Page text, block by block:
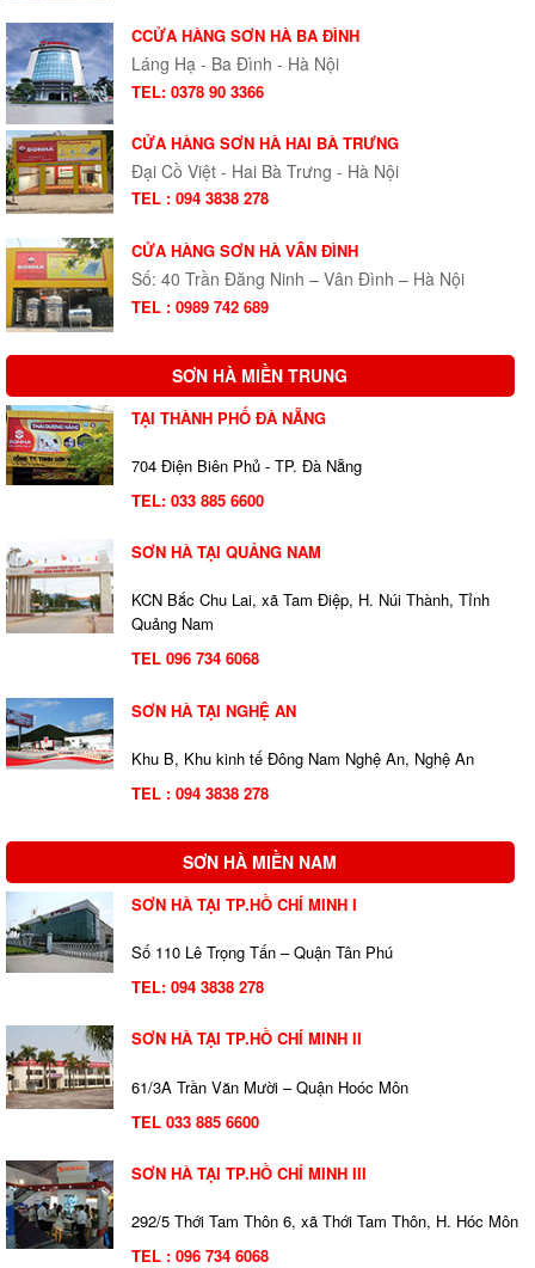
CCỬA HÀNG SƠN HÀ BA ĐÌNH
Láng Hạ - Ba Đình - Hà Nội
TEL: 0378 90 3366
CỬA HÀNG SƠN HÀ HAI BÀ TRƯNG
Đại Cồ Việt - Hai Bà Trưng - Hà Nội
TEL : 094 3838 278
CỬA HÀNG SƠN HÀ VÂN ĐÌNH
Số: 40 Trần Đăng Ninh – Vân Đình – Hà Nội
TEL : 0989 742 689
SƠN HÀ MIỀN TRUNG
TẠI THÀNH PHỐ ĐÀ NẴNG
704 Điện Biên Phủ - TP. Đà Nẵng
TEL: 033 885 6600
SƠN HÀ TẠI QUẢNG NAM
KCN Bắc Chu Lai, xã Tam Điệp, H. Núi Thành, Tỉnh
Quảng Nam
TEL 096 734 6068
SƠN HÀ TẠI NGHỆ AN
Khu B, Khu kinh tế Đông Nam Nghệ An, Nghệ An
TEL : 094 3838 278
SƠN HÀ MIỀN NAM
SƠN HÀ TẠI TP.HỒ CHÍ MINH I
Số 110 Lê Trọng Tấn – Quận Tân Phú
TEL: 094 3838 278
SƠN HÀ TẠI TP.HỒ CHÍ MINH II
61/3A Trần Văn Mười – Quận Hoóc Môn
TEL 033 885 6600
SƠN HÀ TẠI TP.HỒ CHÍ MINH III
292/5 Thới Tam Thôn 6, xã Thới Tam Thôn, H. Hóc Môn
TEL : 096 734 6068